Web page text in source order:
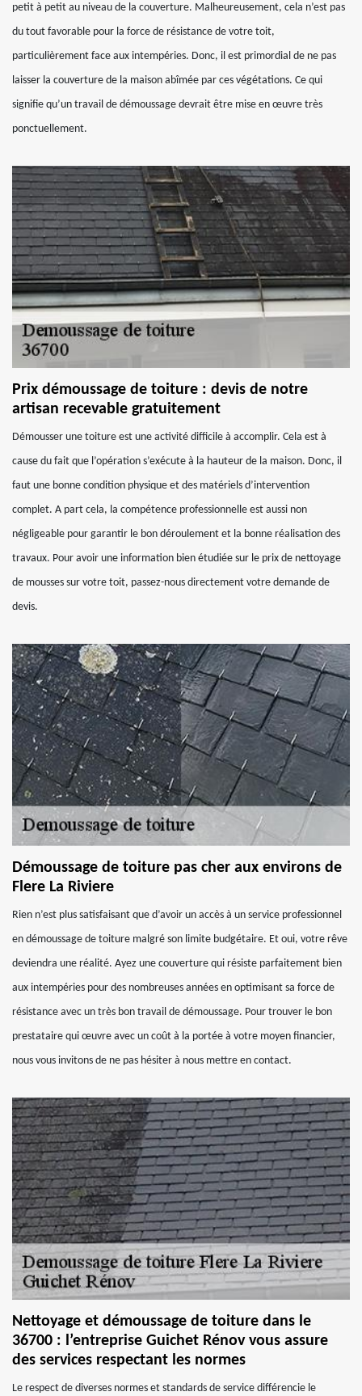
petit à petit au niveau de la couverture. Malheureusement, cela n’est pas
du tout favorable pour la force de résistance de votre toit,
particulièrement face aux intempéries. Donc, il est primordial de ne pas
laisser la couverture de la maison abîmée par ces végétations. Ce qui
signifie qu’un travail de démoussage devrait être mise en œuvre très
ponctuellement.
Prix démoussage de toiture : devis de notre
artisan recevable gratuitement
Démousser une toiture est une activité difficile à accomplir. Cela est à
cause du fait que l’opération s’exécute à la hauteur de la maison. Donc, il
faut une bonne condition physique et des matériels d’intervention
complet. A part cela, la compétence professionnelle est aussi non
négligeable pour garantir le bon déroulement et la bonne réalisation des
travaux. Pour avoir une information bien étudiée sur le prix de nettoyage
de mousses sur votre toit, passez-nous directement votre demande de
devis.
Démoussage de toiture pas cher aux environs de
Flere La Riviere
Rien n’est plus satisfaisant que d’avoir un accès à un service professionnel
en démoussage de toiture malgré son limite budgétaire. Et oui, votre rêve
deviendra une réalité. Ayez une couverture qui résiste parfaitement bien
aux intempéries pour des nombreuses années en optimisant sa force de
résistance avec un très bon travail de démoussage. Pour trouver le bon
prestataire qui œuvre avec un coût à la portée à votre moyen financier,
nous vous invitons de ne pas hésiter à nous mettre en contact.
Nettoyage et démoussage de toiture dans le
36700 : l’entreprise Guichet Rénov vous assure
des services respectant les normes
Le respect de diverses normes et standards de service différencie le